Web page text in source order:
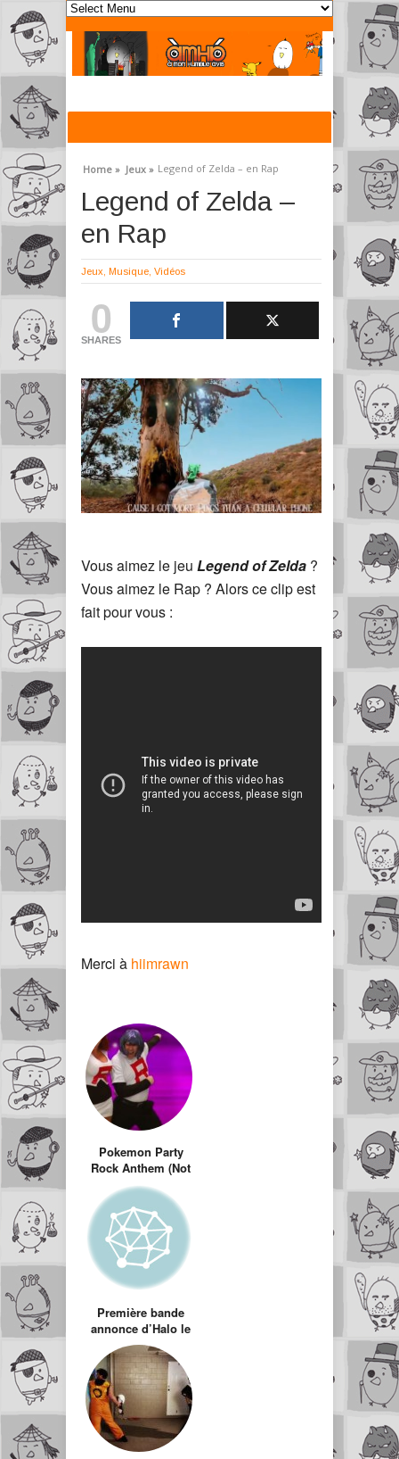
Home » Jeux » Legend of Zelda – en Rap
Legend of Zelda –
en Rap
Jeux Musique Vidéos
0
SHARES
Vous aimez le jeu Legend of Zelda ?
Vous aimez le Rap ? Alors ce clip est
fait pour vous :
Merci à hiimrawn
Pokemon Party
Rock Anthem (Not
Feat LMFAO)
Première bande
annonce d’Halo le
film… version
Bollywood